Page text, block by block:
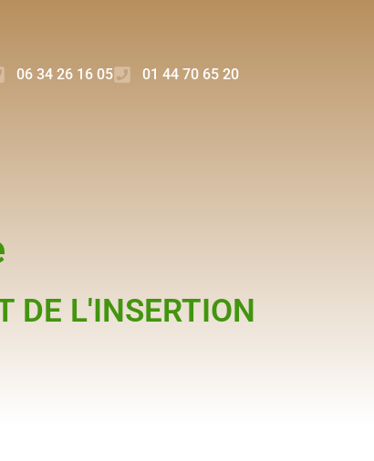
06 34 26 16 05 01 44 70 65 20
DE L'INSERTION